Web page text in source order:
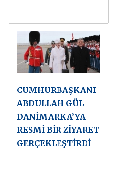
CUMHURBAŞKANI
ABDULLAH GÜL
DANİMARKA’YA
RESMİ BİR ZİYARET
GERÇEKLEŞTİRDİ